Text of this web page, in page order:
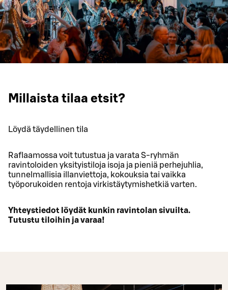
Millaista tilaa etsit?
Löydä täydellinen tila
Raflaamossa voit tutustua ja varata S-ryhmän
ravintoloiden yksityistiloja isoja ja pieniä perhejuhlia,
tunnelmallisia illanviettoja, kokouksia tai vaikka
työporukoiden rentoja virkistäytymishetkiä varten.
Yhteystiedot löydät kunkin ravintolan sivuilta.
Tutustu tiloihin ja varaa!